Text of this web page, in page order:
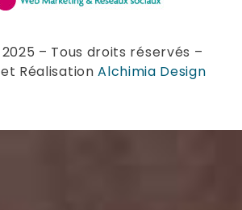
– Tous droits réservés –
RéalisationAlchimia Design